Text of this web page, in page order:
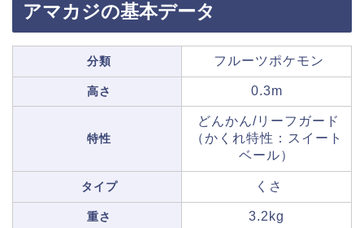
アマカジの基本データ
分類 フルーツポケモン
高さ 0.3m
特性
どんかん/リーフガード
（かくれ特性：スイート
ベール）
タイプ くさ
重さ 3.2kg